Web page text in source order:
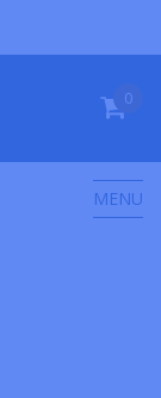
0
MENU